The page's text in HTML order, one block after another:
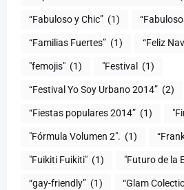
“Fabuloso y Chic” (1)
“Familias Fuertes” (1) “Feliz
"femojis" (1) "Festival (1)
“Festival Yo Soy Urbano 2014” (2)
“Fiestas populares 2014” (1)
"Fórmula Volumen 2". (1)
"Fuikiti Fuikiti" (1) "Futuro de la
“gay-friendly” (1) “Glam